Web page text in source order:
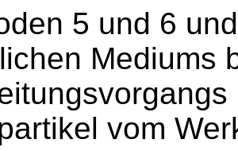
5 und 6
Mediums
vom